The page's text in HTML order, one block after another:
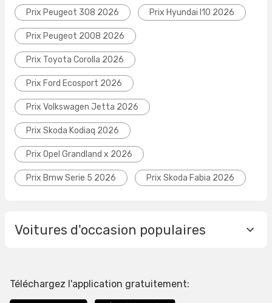
Prix Peugeot 308 2026 Prix Hyundai I10 2026
Prix Peugeot 2008 2026
Prix Toyota Corolla 2026
Prix Ford Ecosport 2026
Prix Volkswagen Jetta 2026
Prix Skoda Kodiaq 2026
Prix Opel Grandland x 2026
Prix Bmw Serie 5 2026 Prix Skoda Fabia 2026
Voitures d'occasion populaires
Téléchargez l'application gratuitement: